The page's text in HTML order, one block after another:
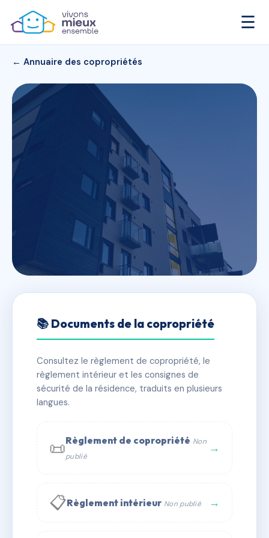
☰
← Annuaire des copropriétés
LE CERCLE
✓ Immatriculée 🏠 305 lots 🏗 4 bâtiment(s)
📞 Contacter Syndic Digital
📚 Documents de la copropriété
Consultez le règlement de copropriété, le
règlement intérieur et les consignes de
sécurité de la résidence, traduits en plusieurs
langues.
📜Règlement de copropriété Non
publié
→
📋Règlement intérieur Non publié →